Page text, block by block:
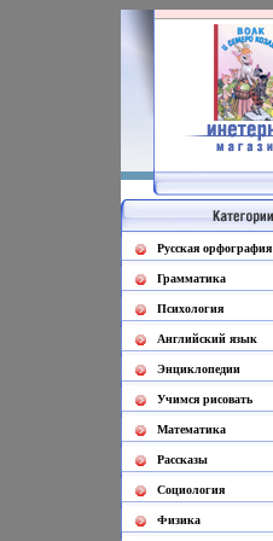
Русская орфография
Грамматика
Психология
Английский язык
Энциклопедии
Учимся рисовать
Математика
Рассказы
Социология
Физика